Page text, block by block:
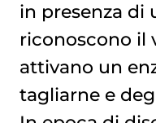
in presenza di
riconoscono il
attivano un
tagliarne e